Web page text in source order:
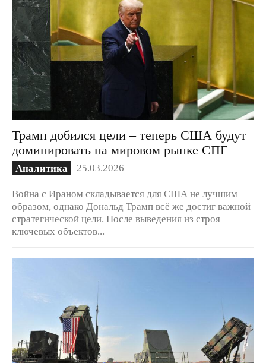
Трамп добился цели – теперь США будут
доминировать на мировом рынке СПГ
Аналитика 25.03.2026
Война с Ираном складывается для США не лучшим
образом, однако Дональд Трамп всё же достиг важной
стратегической цели. После выведения из строя
ключевых объектов...